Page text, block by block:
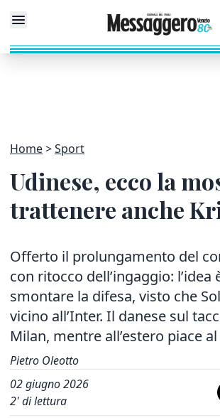
Home Sport
Udinese, ecco la
trattenere anche
Offerto il prolungamento del
con ritocco dell’ingaggio: l’idea
smontare la difesa, visto che
vicino all’Inter. Il danese sul
Milan, mentre all’estero piace
Pietro Oleotto
02 giugno 2026
2' di lettura